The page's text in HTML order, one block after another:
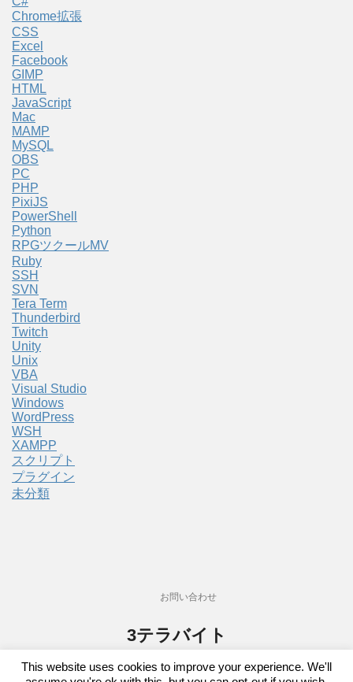
Chrome拡張
CSS
Excel
Facebook
GIMP
HTML
JavaScript
Mac
MAMP
MySQL
OBS
PC
PHP
PixiJS
PowerShell
Python
RPGツクールMV
Ruby
SSH
SVN
Tera Term
Thunderbird
Twitch
Unity
Unix
VBA
Visual Studio
Windows
WordPress
WSH
XAMPP
スクリプト
プラグイン
未分類
お問い合わせ
3テラバイト
プログラム関連備忘録サイト。主にゲーム。
This website uses cookies to improve your experience. We'll